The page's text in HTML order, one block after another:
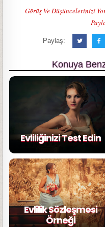
Görüş Ve Düşüncelerinizi
Paylaş:
Konuya
Evliliğinizi Test Edin
Evlilik Sözleşmesi
Örneği